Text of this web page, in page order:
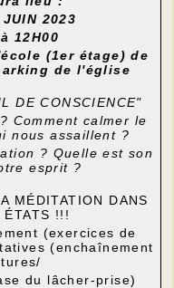
2023
12H00
(1er étage) de
de l'église
DE CONSCIENCE"
Comment calmer le
nous assaillent ?
? Quelle est son
esprit ?
MÉDITATION DANS
ÉTATS !!!
(exercices de
(enchaînement
du lâcher-prise)